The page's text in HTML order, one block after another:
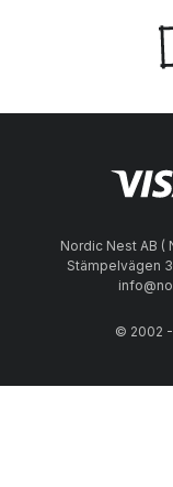
Nordic Nest AB (
Stämpelvägen
© 2002 -